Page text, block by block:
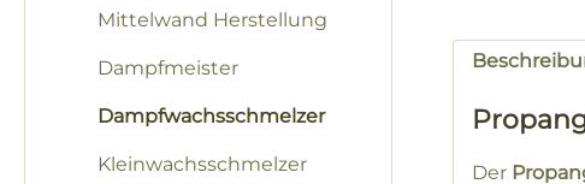
Mittelwand Herstellung
Dampfmeister
Dampfwachsschmelzer
Kleinwachsschmelzer Der